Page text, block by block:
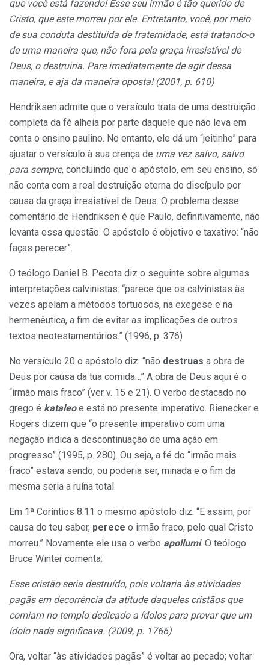
que você está fazendo! Esse seu irmão é tão querido de
Cristo, que este morreu por ele. Entretanto, você, por meio
de sua conduta destituída de fraternidade, está tratando-o
de uma maneira que, não fora pela graça irresistível de
Deus, o destruiria. Pare imediatamente de agir dessa
maneira, e aja da maneira oposta! (2001, p. 610)
Hendriksen admite que o versículo trata de uma destruição
completa da fé alheia por parte daquele que não leva em
conta o ensino paulino. No entanto, ele dá um “jeitinho” para
ajustar o versículo à sua crença de uma vez salvo, salvo
para sempre, concluindo que o apóstolo, em seu ensino, só
não conta com a real destruição eterna do discípulo por
causa da graça irresistível de Deus. O problema desse
comentário de Hendriksen é que Paulo, definitivamente, não
levanta essa questão. O apóstolo é objetivo e taxativo: “não
faças perecer”.
O teólogo Daniel B. Pecota diz o seguinte sobre algumas
interpretações calvinistas: “parece que os calvinistas às
vezes apelam a métodos tortuosos, na exegese e na
hermenêutica, a fim de evitar as implicações de outros
textos neotestamentários.” (1996, p. 376)
No versículo 20 o apóstolo diz: “não destruas a obra de
Deus por causa da tua comida…” A obra de Deus aqui é o
“irmão mais fraco” (ver v. 15 e 21). O verbo destacado no
grego é kataleoe está no presente imperativo. Rienecker e
Rogers dizem que “o presente imperativo com uma
negação indica a descontinuação de uma ação em
progresso” (1995, p. 280). Ou seja, a fé do “irmão mais
fraco” estava sendo, ou poderia ser, minada e o fim da
mesma seria a ruína total.
Em 1ª Coríntios 8:11 o mesmo apóstolo diz: “E assim, por
causa do teu saber, perece o irmão fraco, pelo qual Cristo
morreu.” Novamente ele usa o verbo apollumi. O teólogo
Bruce Winter comenta:
Esse cristão seria destruído, pois voltaria às atividades
pagãs em decorrência da atitude daqueles cristãos que
comiam no templo dedicado a ídolos para provar que um
ídolo nada significava. (2009, p. 1766)
Ora, voltar “às atividades pagãs” é voltar ao pecado; voltar